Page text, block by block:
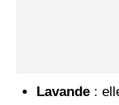
Lavande :